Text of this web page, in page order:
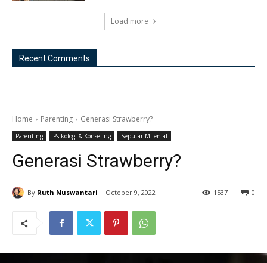
Load more
Recent Comments